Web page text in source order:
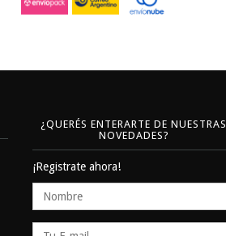
¿QUERÉS ENTERARTE DE NUESTRAS
NOVEDADES?
¡Registrate ahora!